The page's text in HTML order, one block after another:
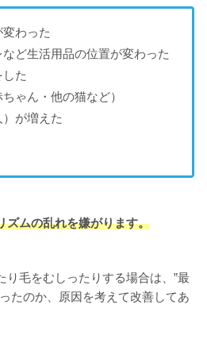
わった
ど生活用品の位置が変わった
た
ゃん・他の猫など）
が増えた
ズムの乱れを嫌がります。
り毛をむしったりする場合は、”最
たのか、原因を考えて改善してあ